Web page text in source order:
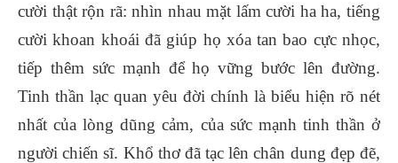
cười thật rộn rã: nhìn nhau mặt lấm cười ha ha, tiếng
cười khoan khoái đã giúp họ xóa tan bao cực nhọc,
tiếp thêm sức mạnh để họ vững bước lên đường.
Tinh thần lạc quan yêu đời chính là biểu hiện rõ nét
nhất của lòng dũng cảm, của sức mạnh tinh thần ở
người chiến sĩ. Khổ thơ đã tạc lên chân dung đẹp đẽ,